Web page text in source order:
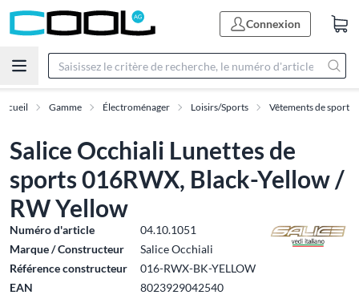
Connexion
Gamme Électroménager Loisirs/Sports Vêtements de sport
Salice Occhiali Lunettes de
sports 016RWX, Black-Yellow /
RW Yellow
Numéro d'article
04.10.1051
Marque / Constructeur
Salice Occhiali
Référence constructeur
016-RWX-BK-YELLOW
EAN
8023929042540